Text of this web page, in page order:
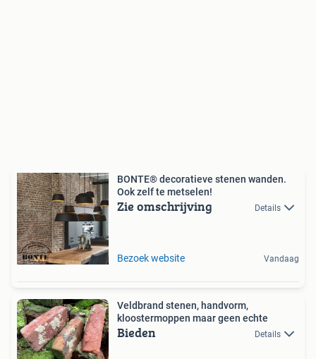
BONTE® decoratieve stenen wanden.
Ook zelf te metselen!
Zie omschrijving Details
Bezoek website Vandaag
Veldbrand stenen, handvorm,
kloostermoppen maar geen echte
Bieden Details